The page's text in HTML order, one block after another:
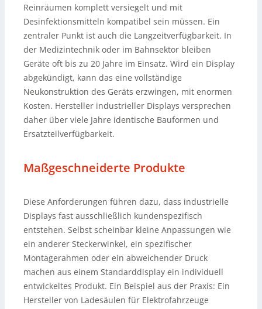
Reinräumen komplett versiegelt und mit
Desinfektionsmitteln kompatibel sein müssen. Ein
zentraler Punkt ist auch die Langzeitverfügbarkeit. In
der Medizintechnik oder im Bahnsektor bleiben
Geräte oft bis zu 20 Jahre im Einsatz. Wird ein Display
abgekündigt, kann das eine vollständige
Neukonstruktion des Geräts erzwingen, mit enormen
Kosten. Hersteller industrieller Displays versprechen
daher über viele Jahre identische Bauformen und
Ersatzteilverfügbarkeit.
Maßgeschneiderte Produkte
Diese Anforderungen führen dazu, dass industrielle
Displays fast ausschließlich kundenspezifisch
entstehen. Selbst scheinbar kleine Anpassungen wie
ein anderer Steckerwinkel, ein spezifischer
Montagerahmen oder ein abweichender Druck
machen aus einem Standarddisplay ein individuell
entwickeltes Produkt. Ein Beispiel aus der Praxis: Ein
Hersteller von Ladesäulen für Elektrofahrzeuge